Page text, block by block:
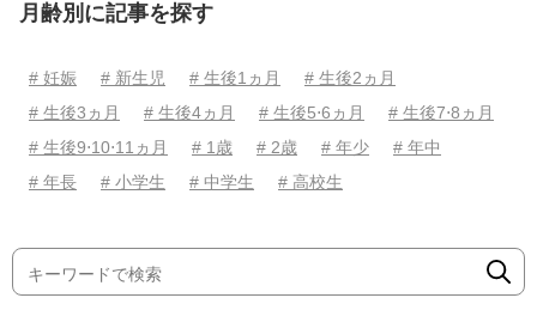
月齢別に記事を探す
# 妊娠 # 新生児 # 生後1ヵ月
# 生後2ヵ月
# 生後3ヵ月
# 生後4ヵ月 # 生後5⋅6ヵ月
# 生後7⋅8ヵ月
# 生後9⋅10⋅11ヵ月
# 1歳 # 2歳 # 年少
# 年中
# 年長
# 小学生 # 中学生 # 高校生